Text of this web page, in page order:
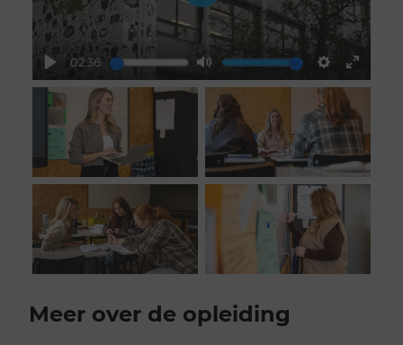
Play
02:36
Mute Settings
Enter
Play
galerij
Meer over de opleiding